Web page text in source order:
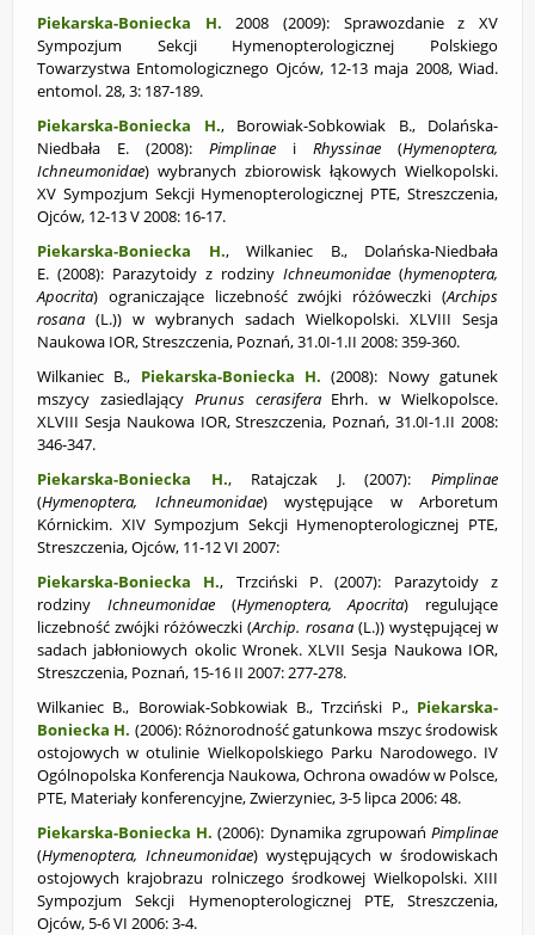
Piekarska-Boniecka H.
2008 (2009):
Sprawozdanie z XV
Sympozjum Sekcji Hymenopterologicznej Polskiego
Towarzystwa Entomologicznego Ojców, 12-13 maja 2008, Wiad.
entomol. 28, 3: 187-189.
Piekarska-Boniecka H., Borowiak-Sobkowiak B., Dolańska-
Niedbała E. (2008):
Pimplinae i Rhyssinae (Hymenoptera,
Ichneumonidae) wybranych zbiorowisk łąkowych Wielkopolski.
XV Sympozjum Sekcji Hymenopterologicznej PTE, Streszczenia,
Ojców, 12-13 V 2008: 16-17.
Piekarska-Boniecka H., Wilkaniec B., Dolańska-Niedbała
E. (2008): Parazytoidy z rodziny Ichneumonidae (hymenoptera,
Apocrita) ograniczające liczebność zwójki różóweczki (Archips
rosana (L.)) w wybranych sadach Wielkopolski. XLVIII Sesja
Naukowa IOR, Streszczenia, Poznań, 31.0I-1.II 2008: 359-360.
Wilkaniec B., Piekarska-Boniecka H. (2008): Nowy gatunek
mszycy zasiedlający Prunus cerasifera Ehrh. w Wielkopolsce.
XLVIII Sesja Naukowa IOR, Streszczenia, Poznań, 31.0I-1.II 2008:
346-347.
Piekarska-Boniecka H., Ratajczak J. (2007):
Pimplinae
(Hymenoptera, Ichneumonidae) występujące w Arboretum
Kórnickim. XIV Sympozjum Sekcji Hymenopterologicznej PTE,
Streszczenia, Ojców, 11-12 VI 2007:
Piekarska-Boniecka H., Trzciński P. (2007):
Parazytoidy z
rodziny Ichneumonidae (Hymenoptera, Apocrita) regulujące
liczebność zwójki różóweczki (Archip. rosana (L.)) występującej w
sadach jabłoniowych okolic Wronek. XLVII Sesja Naukowa IOR,
Streszczenia, Poznań, 15-16 II 2007: 277-278.
Wilkaniec B., Borowiak-Sobkowiak B., Trzciński P., Piekarska-
Boniecka H. (2006): Różnorodność gatunkowa mszyc środowisk
ostojowych w otulinie Wielkopolskiego Parku Narodowego. IV
Ogólnopolska Konferencja Naukowa, Ochrona owadów w Polsce,
PTE, Materiały konferencyjne, Zwierzyniec, 3-5 lipca 2006: 48.
Piekarska-Boniecka H. (2006): Dynamika zgrupowańPimplinae
(Hymenoptera, Ichneumonidae) występujących w środowiskach
ostojowych krajobrazu rolniczego środkowej Wielkopolski. XIII
Sympozjum Sekcji Hymenopterologicznej PTE, Streszczenia,
Ojców, 5-6 VI 2006: 3-4.